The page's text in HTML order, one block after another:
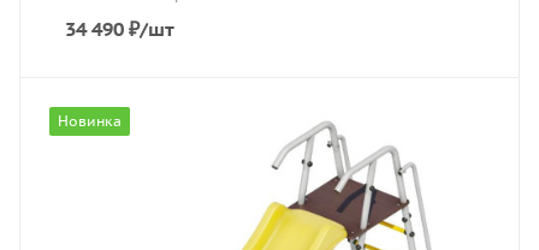
34 490 ₽/шт
Новинка